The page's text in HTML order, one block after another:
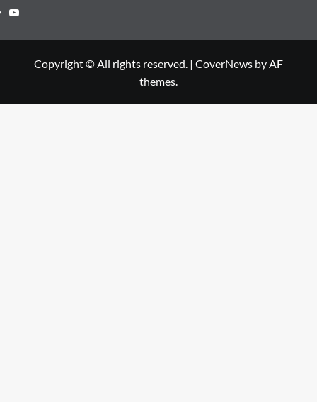
Youtube
Copyright © All rights reserved. | CoverNews by AF
themes.